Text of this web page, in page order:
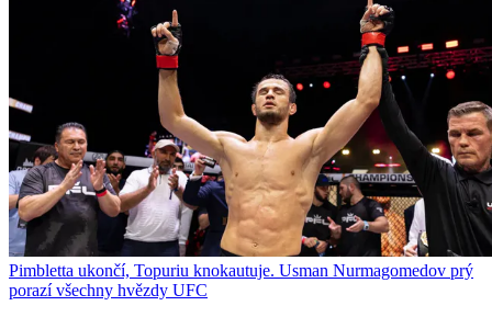
Pimbletta ukončí, Topuriu knokautuje. Usman Nurmagomedov prý
porazí všechny hvězdy UFC